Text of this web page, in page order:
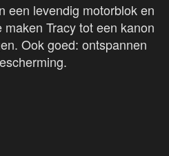
een levendig motorblok en
Tracy tot een kanon
Ook goed: ontspannen